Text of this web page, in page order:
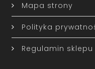
Mapa strony
Polityka
Regulamin sklepu